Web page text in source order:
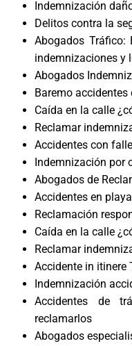
Indemnización
Delitos contra la
Abogados Tráfico:
indemnizaciones y
Abogados
Baremo
Caída en la calle
Reclamar
Accidentes con
Indemnización por
Abogados de
Accidentes en
Reclamación
Caída en la calle
Reclamar
Accidente in itinere
Indemnización
Accidentes de
reclamarlos
Abogados